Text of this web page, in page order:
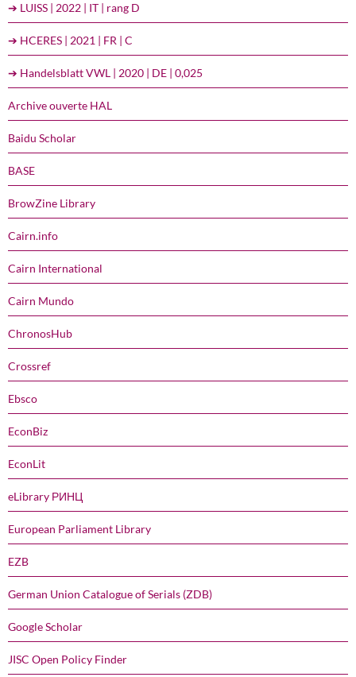
➔ LUISS | 2022 | IT | rang D
➔ HCERES | 2021 | FR | C
➔ Handelsblatt VWL | 2020 | DE | 0,025
Archive ouverte HAL
Baidu Scholar
BASE
BrowZine Library
Cairn.info
Cairn International
Cairn Mundo
ChronosHub
Crossref
Ebsco
EconBiz
EconLit
eLibrary РИНЦ
European Parliament Library
EZB
German Union Catalogue of Serials (ZDB)
Google Scholar
JISC Open Policy Finder